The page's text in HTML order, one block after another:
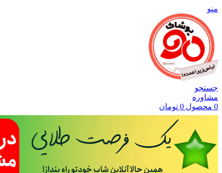
منو
جستجو
مشاوره
0 محصول 0 تومان